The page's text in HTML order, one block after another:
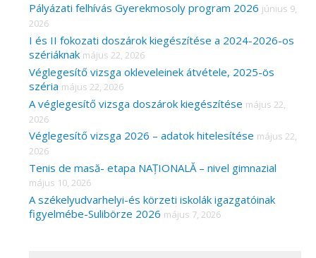
Pályázati felhívás Gyerekmosoly program 2026 június 9,
2026
I és II fokozati doszárok kiegészítése a 2024-2026-os
szériáknak május 22, 2026
Véglegesítő vizsga okleveleinek átvétele, 2025-ös
széria május 22, 2026
A véglegesítő vizsga doszárok kiegészítése május 22,
2026
Véglegesítő vizsga 2026 – adatok hitelesítése május 22,
2026
Tenis de masă- etapa NAȚIONALĂ – nivel gimnazial
május 10, 2026
A székelyudvarhelyi-és körzeti iskolák igazgatóinak
figyelmébe-Sulibörze 2026 május 7, 2026